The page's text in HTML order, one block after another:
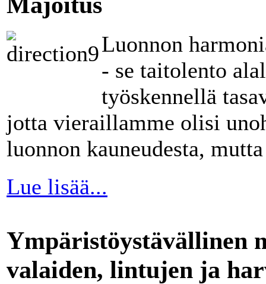
Luonnon
- se taitolento
työskennellä
jotta vieraillamme olisi
luonnon kauneudesta,
Lue lisää...
Ympäristöystävällinen
valaiden, lintujen ja